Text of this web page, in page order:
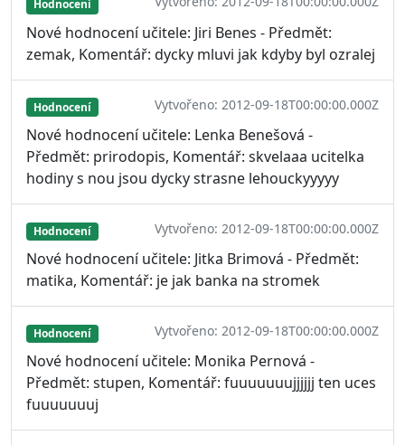
Hodnocení
Nové hodnocení učitele: Jiri Benes - Předmět:
zemak, Komentář: dycky mluvi jak kdyby byl ozralej
Hodnocení Vytvořeno: 2012-09-18T00:00:00.000Z
Nové hodnocení učitele: Lenka Benešová -
Předmět: prirodopis, Komentář: skvelaaa ucitelka
hodiny s nou jsou dycky strasne lehouckyyyyy
Hodnocení Vytvořeno: 2012-09-18T00:00:00.000Z
Nové hodnocení učitele: Jitka Brimová - Předmět:
matika, Komentář: je jak banka na stromek
Hodnocení Vytvořeno: 2012-09-18T00:00:00.000Z
Nové hodnocení učitele: Monika Pernová -
Předmět: stupen, Komentář: fuuuuuuujjjjjj ten uces
fuuuuuuuj